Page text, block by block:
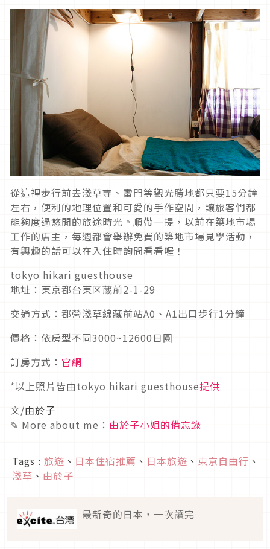
從這裡步行前去淺草寺、雷門等觀光勝地都只要15分鐘
左右，便利的地理位置和可愛的手作空間，讓旅客們都
能夠度過悠閒的旅途時光。順帶一提，以前在築地市場
工作的店主，每週都會舉辦免費的築地市場見學活動，
有興趣的話可以在入住時詢問看看喔！
tokyo hikari guesthouse
地址：東京都台東区蔵前2-1-29
交通方式：都營淺草線藏前站A0、A1出口步行1分鐘
價格：依房型不同3000~12600日圓
訂房方式： 官網
*以上照片皆由tokyo hikari guesthouse提供
文/由於子
✎ More about me： 由於子小姐的備忘錄
Tags : 旅遊 、 日本住宿推薦 、 日本旅遊 、 東京自由行 、
淺草 、 由於子
最新奇的日本，一次讀完